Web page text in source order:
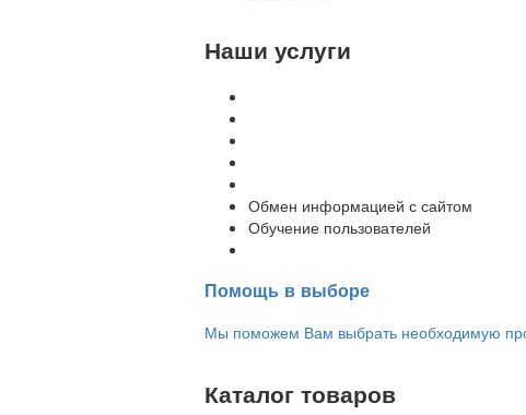
Наши услуги
Обмен информацией с сайтом
Обучение пользователей
Помощь в выборе
Мы поможем Вам выбрать необходимую
Каталог товаров